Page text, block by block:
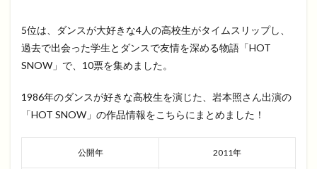
5位は、ダンスが大好きな4人の高校生がタイムスリップし、
過去で出会った学生とダンスで友情を深める物語「HOT
SNOW」で、10票を集めました。
1986年のダンスが好きな高校生を演じた、岩本照さん出演の
「HOT SNOW」の作品情報をこちらにまとめました！
公開年 2011年